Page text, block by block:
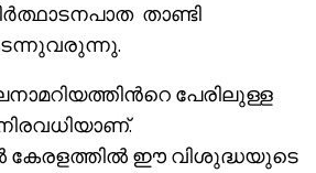
താണ്ടി
പേരിലുള്ള
കേരളത്തിൽ ഈ വിശുദ്ധയുടെ